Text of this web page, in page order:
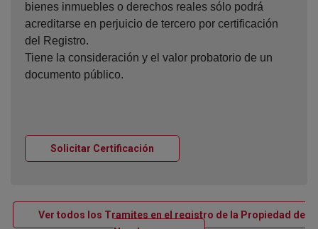
bienes inmuebles o derechos reales sólo podrá
acreditarse en perjuicio de tercero por certificación
del Registro.
Tiene la consideración y el valor probatorio de un
documento público.
Solicitar Certificación
Ver todos los Tramites en el registro de la Propiedad de